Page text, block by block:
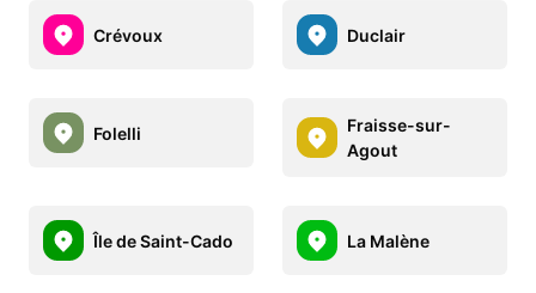
Crévoux Duclair
Folelli
Fraisse-sur-
Agout
Île de Saint-Cado La Malène